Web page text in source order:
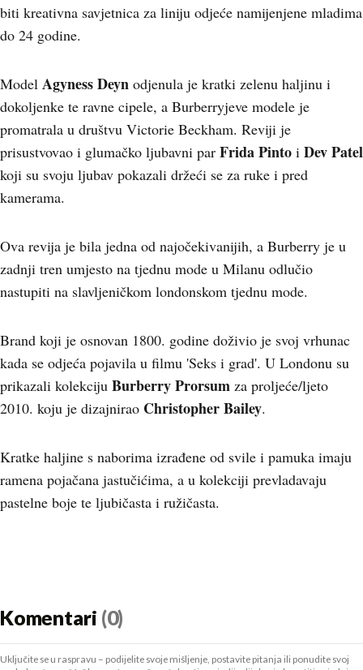
biti kreativna savjetnica za liniju odjeće namijenjene mladima
do 24 godine.
Model Agyness Deyn odjenula je kratki zelenu haljinu i
dokoljenke te ravne cipele, a Burberryjeve modele je
promatrala u društvu Victorie Beckham. Reviji je
prisustvovao i glumačko ljubavni par Frida Pinto i Dev Patel
koji su svoju ljubav pokazali držeći se za ruke i pred
kamerama.
Ova revija je bila jedna od najočekivanijih, a Burberry je u
zadnji tren umjesto na tjednu mode u Milanu odlučio
nastupiti na slavljeničkom londonskom tjednu mode.
Brand koji je osnovan 1800. godine doživio je svoj vrhunac
kada se odjeća pojavila u filmu 'Seks i grad'. U Londonu su
prikazali kolekciju Burberry Prorsum za proljeće/ljeto
2010. koju je dizajnirao Christopher Bailey.
Kratke haljine s naborima izrađene od svile i pamuka imaju
ramena pojačana jastučićima, a u kolekciji prevladavaju
pastelne boje te ljubičasta i ružičasta.
Komentari (0)
Uključite se u raspravu – podijelite svoje mišljenje, postavite pitanja ili ponudite svoj